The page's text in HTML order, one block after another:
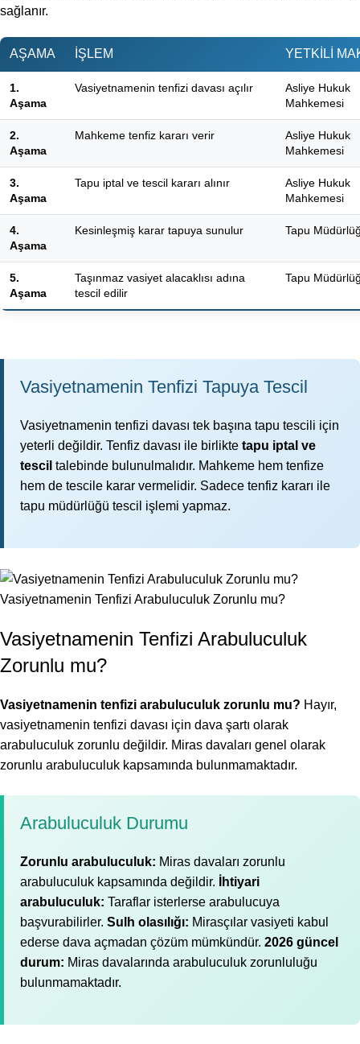
sağlanır.
AŞAMA İŞLEM YETKILI
1.
Aşama
Vasiyetnamenin tenfizi davası açılır
Asliye Hukuk
Mahkemesi
2.
Aşama
Mahkeme tenfiz kararı verir
Asliye Hukuk
Mahkemesi
3.
Aşama
Tapu iptal ve tescil kararı alınır
Asliye Hukuk
Mahkemesi
4.
Aşama
Kesinleşmiş karar tapuya sunulur Tapu
5.
Aşama
Taşınmaz vasiyet alacaklısı adına
tescil edilir
Tapu
Vasiyetnamenin Tenfizi Tapuya Tescil
Vasiyetnamenin tenfizi davası tek başına tapu tescili için
yeterli değildir. Tenfiz davası ile birlikte tapu iptal ve
tescil talebinde bulunulmalıdır. Mahkeme hem tenfize
hem de tescile karar vermelidir. Sadece tenfiz kararı ile
tapu müdürlüğü tescil işlemi yapmaz.
Vasiyetnamenin Tenfizi Arabuluculuk Zorunlu mu?
Vasiyetnamenin Tenfizi Arabuluculuk
Zorunlu mu?
Vasiyetnamenin tenfizi arabuluculuk zorunlu mu? Hayır,
vasiyetnamenin tenfizi davası için dava şartı olarak
arabuluculuk zorunlu değildir. Miras davaları genel olarak
zorunlu arabuluculuk kapsamında bulunmamaktadır.
Arabuluculuk Durumu
Zorunlu arabuluculuk: Miras davaları zorunlu
arabuluculuk kapsamında değildir.
İhtiyari
arabuluculuk: Taraflar isterlerse arabulucuya
başvurabilirler. Sulh olasılığı: Mirasçılar vasiyeti kabul
ederse dava açmadan çözüm mümkündür. 2026 güncel
durum: Miras davalarında arabuluculuk zorunluluğu
bulunmamaktadır.